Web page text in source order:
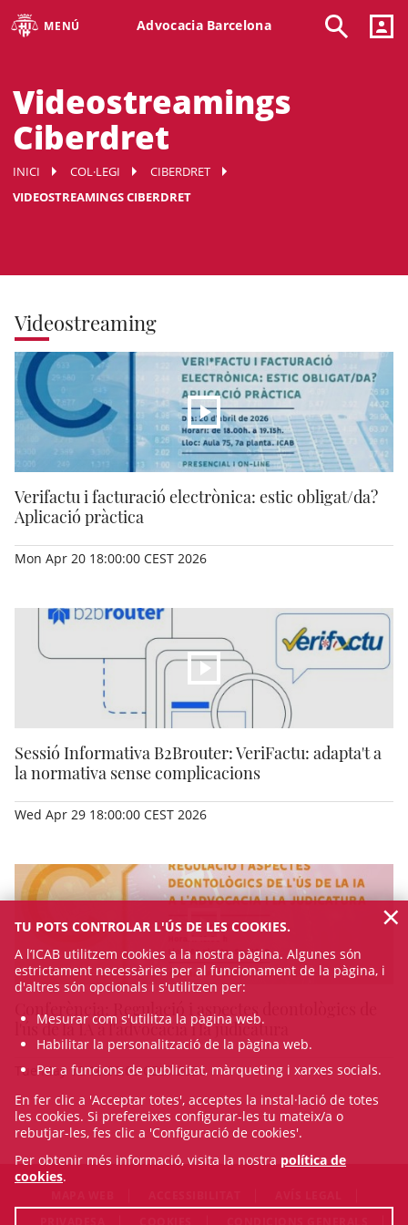
MENÚ Advocacia Barcelona
Videostreamings
Ciberdret
INICI COL·LEGI
CIBERDRET
VIDEOSTREAMINGS CIBERDRET
Videostreaming
Verifactu i facturació electrònica: estic obligat/da?
Aplicació pràctica
Mon Apr 20 18:00:00 CEST 2026
Sessió Informativa B2Brouter: VeriFactu: adapta't a
la normativa sense complicacions
Wed Apr 29 18:00:00 CEST 2026
Conferència: Regulació i aspectes deontològics de
l'ús de la IA a l'advocacia i la judicatura
Tue May 12 18:00:00 CEST 2026
TU POTS CONTROLAR L'ÚS DE LES COOKIES.
A l’ICAB utilitzem cookies a la nostra pàgina. Algunes són
estrictament necessàries per al funcionament de la pàgina, i
d'altres són opcionals i s'utilitzen per:
Mesurar com s'utilitza la pàgina web.
Habilitar la personalització de la pàgina web.
Per a funcions de publicitat, màrqueting i xarxes socials.
En fer clic a 'Acceptar totes', acceptes la instal·lació de totes
les cookies. Si prefereixes configurar-les tu mateix/a o
rebutjar-les, fes clic a 'Configuració de cookies'.
Per obtenir més informació, visita la nostra política de
cookies.
×